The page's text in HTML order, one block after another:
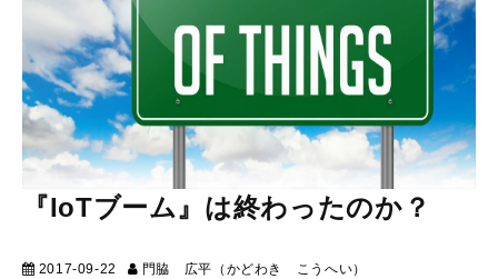
コラボレーション
スキルアップ
IT用語解説
『IoTブーム』は終わったのか？
2017-09-22 門脇 広平（かどわき こうへい）